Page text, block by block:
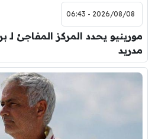
2026/08/08 - 06:43
مورينيو يحدد المركز المفاجئ لـ
مدريد